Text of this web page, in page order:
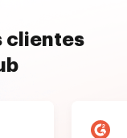
clientes